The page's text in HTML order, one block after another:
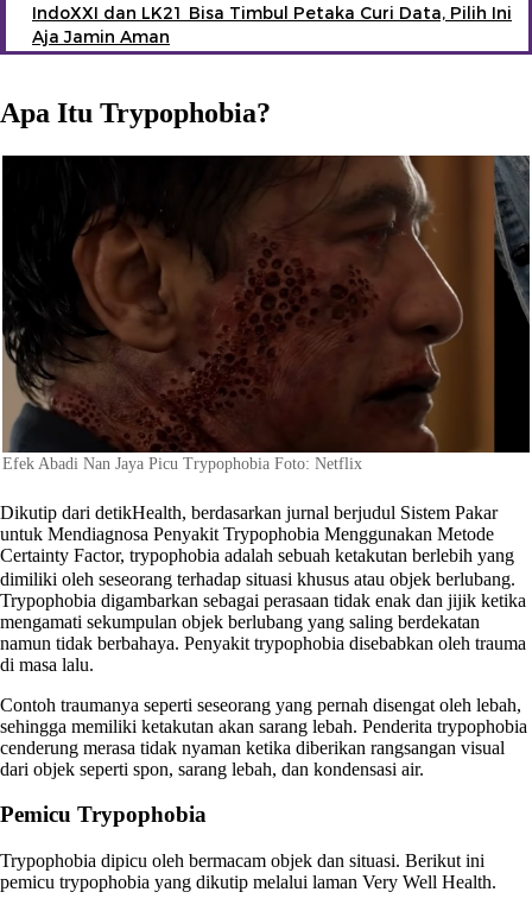
IndoXXI dan LK21 Bisa Timbul Petaka Curi Data, Pilih Ini
Aja Jamin Aman
Apa Itu Trypophobia?
Efek Abadi Nan Jaya Picu Trypophobia Foto: Netflix
Dikutip dari detikHealth, berdasarkan jurnal berjudul Sistem Pakar
untuk Mendiagnosa Penyakit Trypophobia Menggunakan Metode
Certainty Factor, trypophobia adalah sebuah ketakutan berlebih yang
dimiliki oleh seseorang terhadap situasi khusus atau objek berlubang.
Trypophobia digambarkan sebagai perasaan tidak enak dan jijik ketika
mengamati sekumpulan objek berlubang yang saling berdekatan
namun tidak berbahaya. Penyakit trypophobia disebabkan oleh trauma
di masa lalu.
Contoh traumanya seperti seseorang yang pernah disengat oleh lebah,
sehingga memiliki ketakutan akan sarang lebah. Penderita trypophobia
cenderung merasa tidak nyaman ketika diberikan rangsangan visual
dari objek seperti spon, sarang lebah, dan kondensasi air.
Pemicu Trypophobia
Trypophobia dipicu oleh bermacam objek dan situasi. Berikut ini
pemicu trypophobia yang dikutip melalui laman Very Well Health.